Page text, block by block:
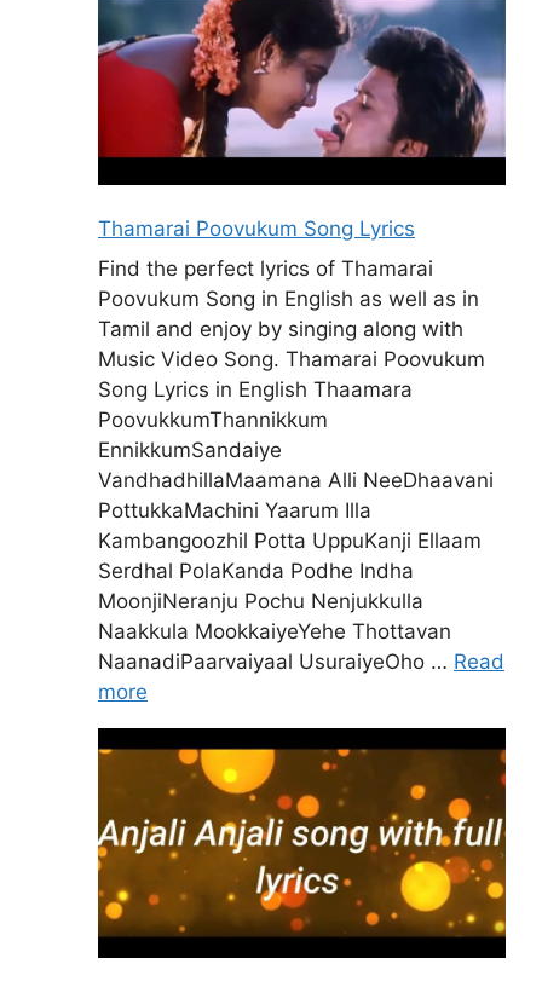
Thamarai Poovukum Song Lyrics
Find the perfect lyrics of Thamarai
Poovukum Song in English as well as in
Tamil and enjoy by singing along with
Music Video Song. Thamarai Poovukum
Song Lyrics in English Thaamara
PoovukkumThannikkum
EnnikkumSandaiye
VandhadhillaMaamana Alli NeeDhaavani
PottukkaMachini Yaarum Illa
Kambangoozhil Potta UppuKanji Ellaam
Serdhal PolaKanda Podhe Indha
MoonjiNeranju Pochu Nenjukkulla
Naakkula MookkaiyeYehe Thottavan
NaanadiPaarvaiyaal UsuraiyeOho … Read
more